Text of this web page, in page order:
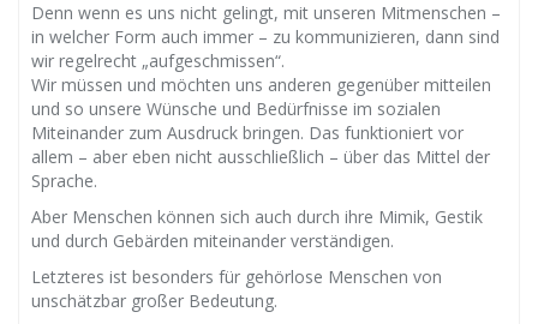
Denn wenn es uns nicht gelingt, mit unseren Mitmenschen –
in welcher Form auch immer – zu kommunizieren, dann sind
wir regelrecht „aufgeschmissen“.
Wir müssen und möchten uns anderen gegenüber mitteilen
und so unsere Wünsche und Bedürfnisse im sozialen
Miteinander zum Ausdruck bringen. Das funktioniert vor
allem – aber eben nicht ausschließlich – über das Mittel der
Sprache.
Aber Menschen können sich auch durch ihre Mimik, Gestik
und durch Gebärden miteinander verständigen.
Letzteres ist besonders für gehörlose Menschen von
unschätzbar großer Bedeutung.